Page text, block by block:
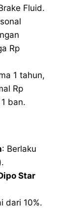
Fluid.
Rp
1 tahun,
Rp
ban.
: Berlaku
Star
dari 10%.